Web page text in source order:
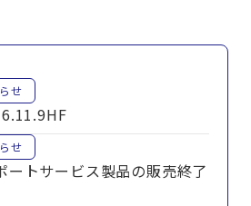
せ
せ
ートサービス製品の販売終了